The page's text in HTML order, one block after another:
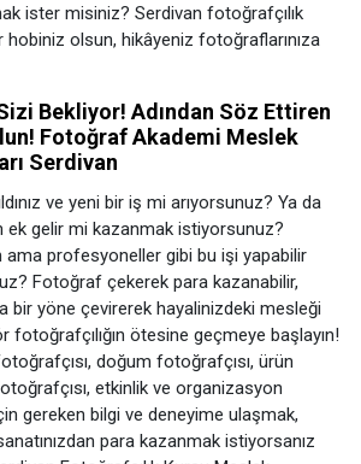
ister misiniz? Serdivan fotoğrafçılık
hobiniz olsun, hikâyeniz fotoğraflarınıza
Bekliyor! Adından Söz Ettiren
Fotoğraf Akademi Meslek
Serdivan
ve yeni bir iş mi arıyorsunuz? Ya da
ek gelir mi kazanmak istiyorsunuz?
profesyoneller gibi bu işi yapabilir
Fotoğraf çekerek para kazanabilir,
bir yöne çevirerek hayalinizdeki mesleği
fotoğrafçılığın ötesine geçmeye başlayın!
doğum fotoğrafçısı, ürün
etkinlik ve organizasyon
gereken bilgi ve deneyime ulaşmak,
para kazanmak istiyorsanız